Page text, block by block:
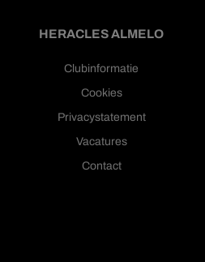
HERACLES ALMELO
Clubinformatie
Cookies
Privacystatement
Vacatures
Contact